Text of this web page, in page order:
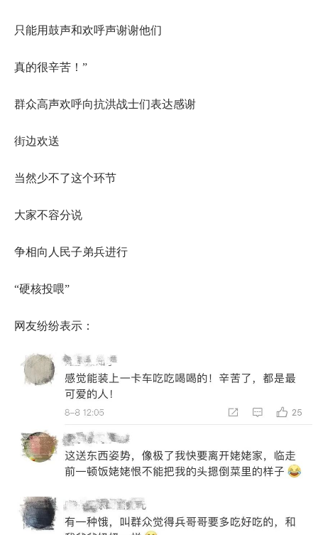
只能用鼓声和欢呼声谢谢他们
真的很辛苦！”
群众高声欢呼向抗洪战士们表达感谢
街边欢送
当然少不了这个环节
大家不容分说
争相向人民子弟兵进行
“硬核投喂”
网友纷纷表示：